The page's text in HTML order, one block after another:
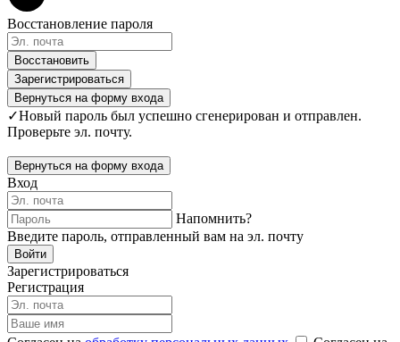
Восстановление пароля
Восстановить
Зарегистрироваться
Вернуться на форму входа
✓Новый пароль был успешно сгенерирован и отправлен.
Проверьте эл. почту.
Вернуться на форму входа
Вход
Напомнить?
Введите пароль, отправленный вам на эл. почту
Войти
Зарегистрироваться
Регистрация